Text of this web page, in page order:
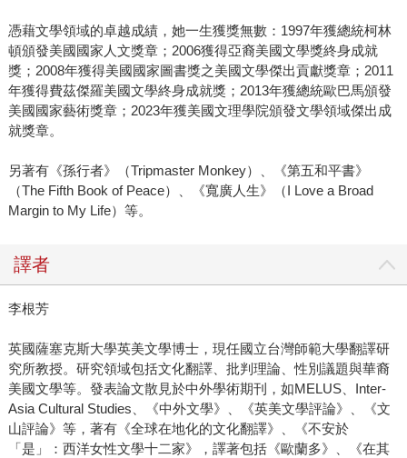
憑藉文學領域的卓越成績，她一生獲獎無數：1997年獲總統柯林
頓頒發美國國家人文獎章；2006獲得亞裔美國文學獎終身成就
獎；2008年獲得美國國家圖書獎之美國文學傑出貢獻獎章；2011
年獲得費茲傑羅美國文學終身成就獎；2013年獲總統歐巴馬頒發
美國國家藝術獎章；2023年獲美國文理學院頒發文學領域傑出成
就獎章。
另著有《孫行者》（Tripmaster Monkey）、《第五和平書》
（The Fifth Book of Peace）、《寬廣人生》（I Love a Broad
Margin to My Life）等。
譯者
李根芳
英國薩塞克斯大學英美文學博士，現任國立台灣師範大學翻譯研
究所教授。研究領域包括文化翻譯、批判理論、性別議題與華裔
美國文學等。發表論文散見於中外學術期刊，如MELUS、Inter-
Asia Cultural Studies、《中外文學》、《英美文學評論》、《文
山評論》等，著有《全球在地化的文化翻譯》、《不安於
「是」：西洋女性文學十二家》，譯著包括《歐蘭多》、《在其